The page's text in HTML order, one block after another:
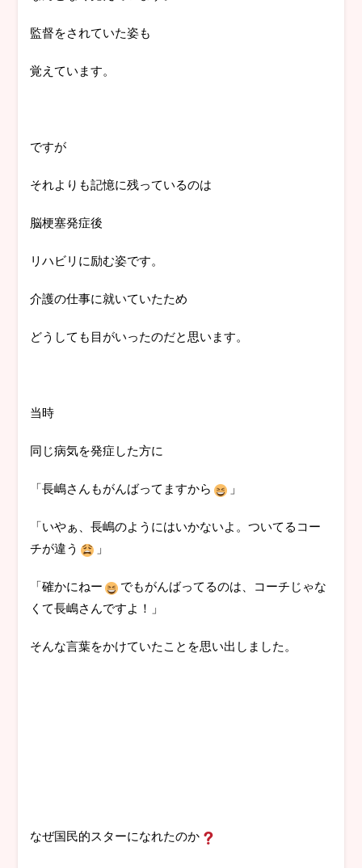
監督をされていた姿も
覚えています。
ですが
それよりも記憶に残っているのは
脳梗塞発症後
リハビリに励む姿です。
介護の仕事に就いていたため
どうしても目がいったのだと思います。
当時
同じ病気を発症した方に
「長嶋さんもがんばってますから 」
「いやぁ、長嶋のようにはいかないよ。ついてるコー
チが違う
」
「確かにねー
でもがんばってるのは、コーチじゃな
くて長嶋さんですよ！」
そんな言葉をかけていたことを思い出しました。
なぜ国民的スターになれたのか